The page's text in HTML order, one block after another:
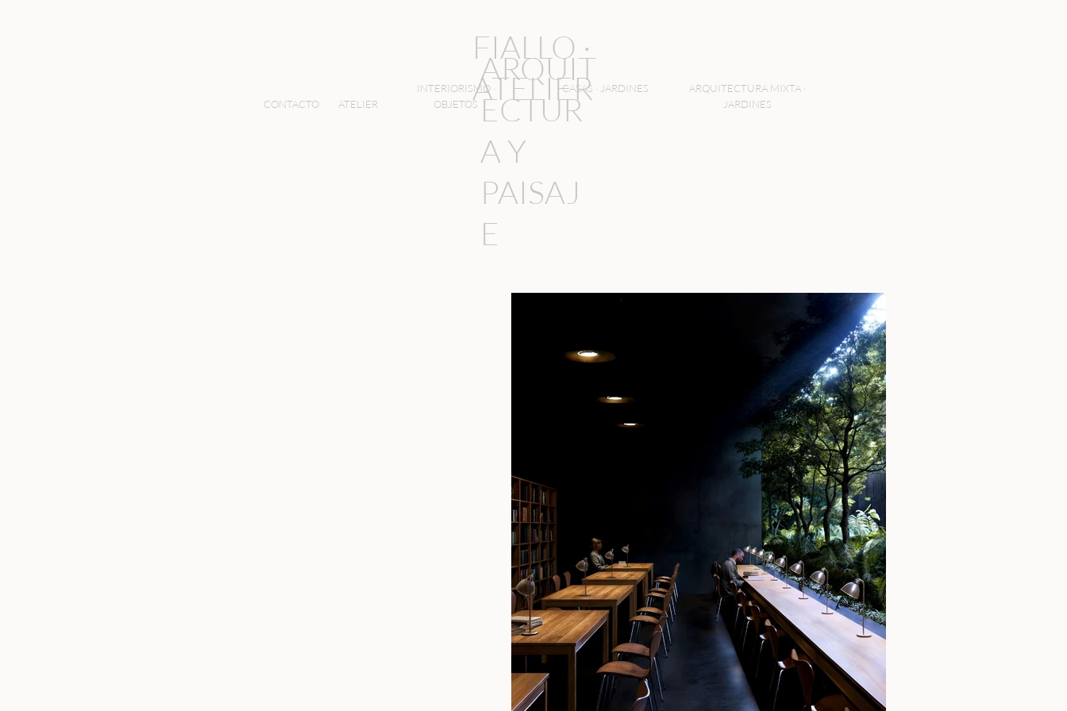
CONTACTO ATELIER
CASAS · JARDINES
ARQUITECTURA MIXTA ·
JARDINES
INTERIORISMO ·
OBJETOS
ARQUIT
ECTUR
A Y
PAISAJ
E
FIALLO ·
ATELIER